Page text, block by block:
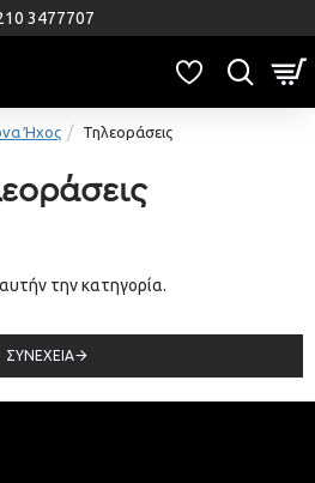
3477707
Ήχος Τηλεοράσεις
την κατηγορία.
ΣΥΝΈΧΕΙΑ